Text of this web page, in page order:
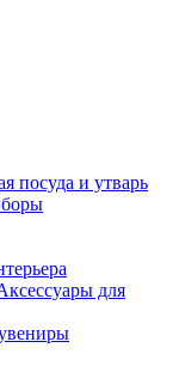
посуда и утварь
для